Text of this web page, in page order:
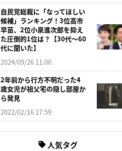
自民党総裁に「なってほしい
候補」ランキング！3位高市
早苗、2位小泉進次郎を抑え
た圧倒的1位は？【30代〜60
代に聞いた】
2024/09/26 11:00
2年前から行方不明だった4
歳女児が祖父宅の隠し部屋か
ら発見
2022/02/16 17:59
人気タグ